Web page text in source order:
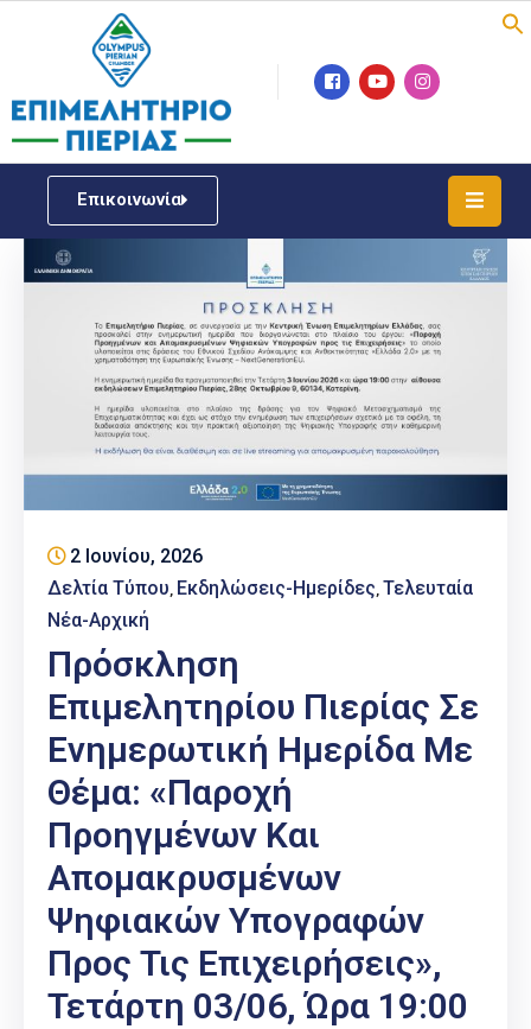
Επικοινωνία
Επιμελητήριο
Νέα
Υπηρεσίες
Επιχειρηματική
Υποστήριξη
Παραδοσιακών
Επαγγελμάτων
Έκθεση
ΕΒΕΠ-
Πιερία
2 Ιουνίου, 2026
Δελτία Τύπου‚ Εκδηλώσεις-Ημερίδες‚ Τελευταία
Νέα-Αρχική
Πρόσκληση
Επιμελητηρίου Πιερίας Σε
Ενημερωτική Ημερίδα Με
Θέμα: «Παροχή
Προηγμένων Και
Απομακρυσμένων
Ψηφιακών Υπογραφών
Προς Τις Επιχειρήσεις»,
Τετάρτη 03/06, Ώρα 19:00